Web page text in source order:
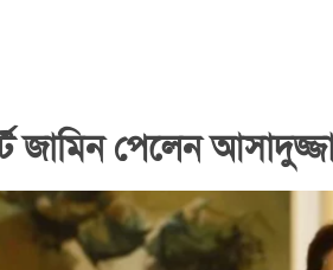
জামিন পেলেন